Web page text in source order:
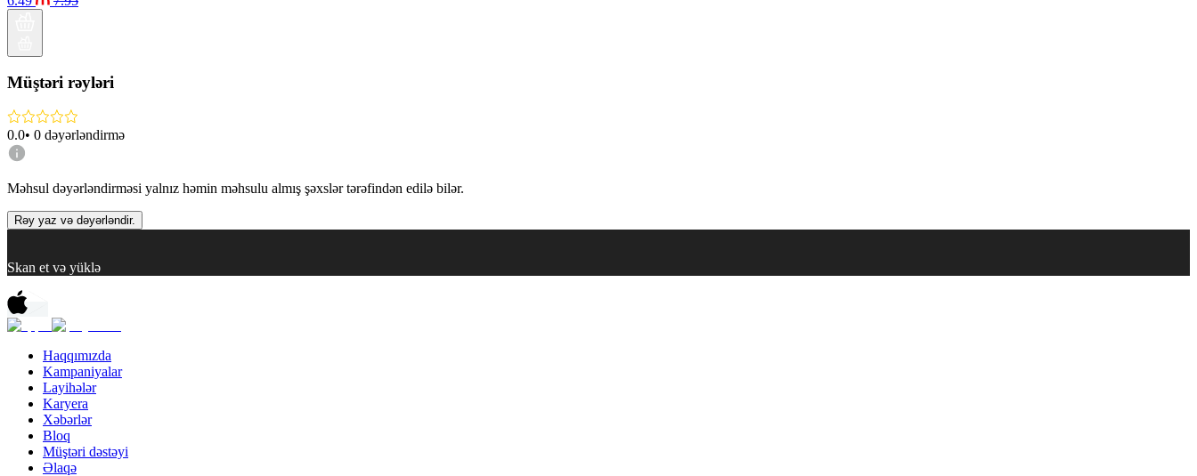
Müştəri rəyləri
0.0• 0 dəyərləndirmə
Məhsul dəyərləndirməsi yalnız həmin məhsulu almış şəxslər tərəfindən edilə bilər.
Rəy yaz və dəyərləndir.
Skan et və yüklə
Haqqımızda
Kampaniyalar
Layihələr
Karyera
Xəbərlər
Bloq
Müştəri dəstəyi
Əlaqə